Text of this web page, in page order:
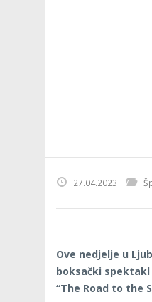
27.04.2023
Ove nedjelje u
boksački
“The Road to the